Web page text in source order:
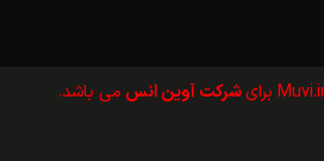
شرکت آوین انس می باشد.